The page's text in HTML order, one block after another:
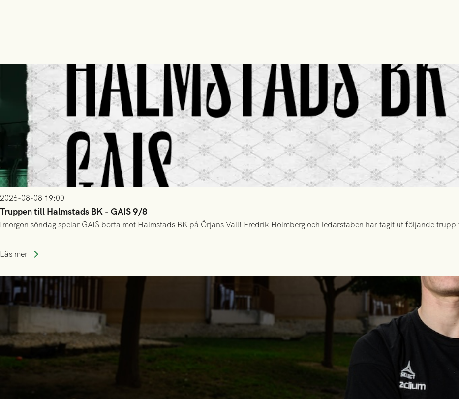
2026-08-08 19:00
Truppen till Halmstads BK - GAIS 9/8
Imorgon söndag spelar GAIS borta mot Halmstads BK på Örjans Vall! Fredrik Holmberg och ledarstaben har tagit ut följande trupp
Läs mer